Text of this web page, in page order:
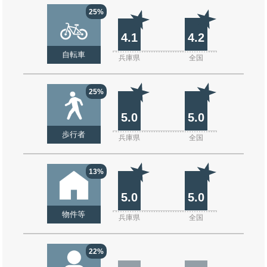
25%
自転車
4.1 4.2
兵庫県 全国
25%
歩行者
5.0 5.0
兵庫県 全国
13%
物件等
5.0 5.0
兵庫県 全国
22%